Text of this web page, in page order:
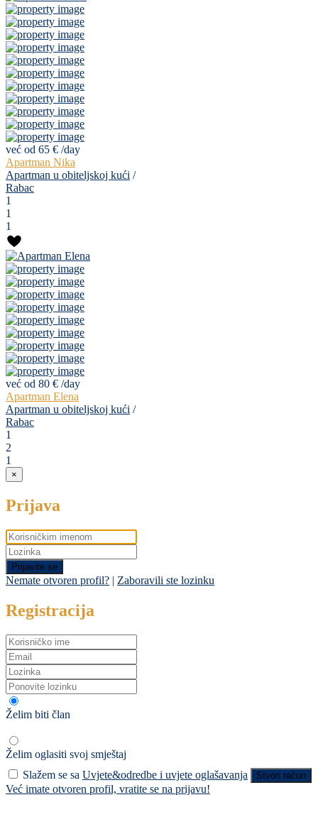
već od 65 € /day
Apartman Nika
Apartman u obiteljskoj kući /
Rabac
1
1
1
već od 80 € /day
Apartman Elena
Apartman u obiteljskoj kući /
Rabac
1
2
1
×
Prijava
Prijavite se
Nemate otvoren profil? | Zaboravili ste lozinku
Registracija
Želim biti član
Želim oglasiti svoj smještaj
Slažem se sa Uvjete&odredbe i uvjete oglašavanja Stvori račun
Već imate otvoren profil, vratite se na prijavu!